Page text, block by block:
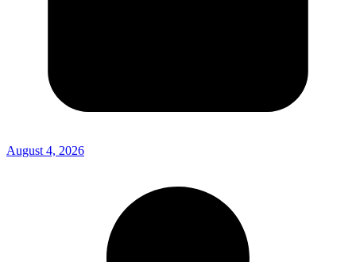
August 4, 2026